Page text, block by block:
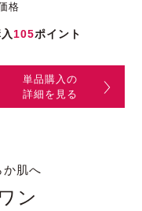
格
105ポイント
単品購入の
詳細を見る
か肌へ
ン